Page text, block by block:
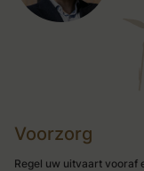
Voorzorg
Regel uw uitvaart vooraf